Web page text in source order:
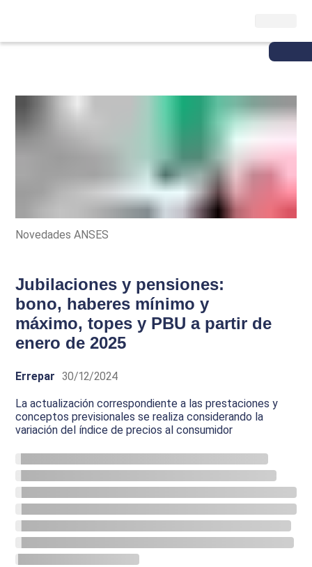
Novedades ANSES
Jubilaciones y pensiones:
bono, haberes mínimo y
máximo, topes y PBU a partir de
enero de 2025
Errepar 30/12/2024
La actualización correspondiente a las prestaciones y
conceptos previsionales se realiza considerando la
variación del índice de precios al consumidor